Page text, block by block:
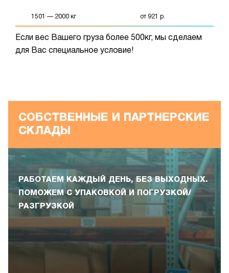
1501 — 2000 кг от 921 р.
Если вес Вашего груза более 500кг, мы сделаем
для Вас специальное условие!
СОБСТВЕННЫЕ И ПАРТНЕРСКИЕ
СКЛАДЫ
РАБОТАЕМ КАЖДЫЙ ДЕНЬ, БЕЗ ВЫХОДНЫХ.
ПОМОЖЕМ С УПАКОВКОЙ И ПОГРУЗКОЙ/
РАЗГРУЗКОЙ